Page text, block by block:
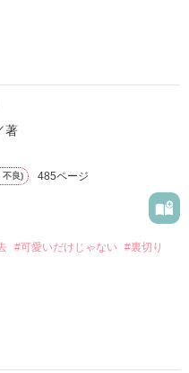
ままぜんぶ喰うけど」
ご主人様は、
ない」
一面を
が止まらなくて
し、
なんて、
著
不良) 485ページ
#可愛いだけじゃない #裏切り